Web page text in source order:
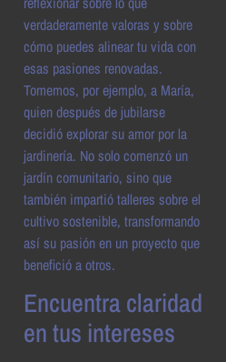
verdaderamente valoras y sobre
cómo puedes alinear tu vida con
esas pasiones renovadas.
Tomemos, por ejemplo, a María,
quien después de jubilarse
decidió explorar su amor por la
jardinería. No solo comenzó un
jardín comunitario, sino que
también impartió talleres sobre el
cultivo sostenible, transformando
así su pasión en un proyecto que
benefició a otros.
Encuentra claridad
en tus intereses